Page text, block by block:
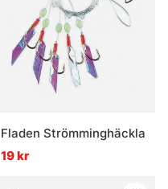
Fladen Strömminghäckla
19 kr